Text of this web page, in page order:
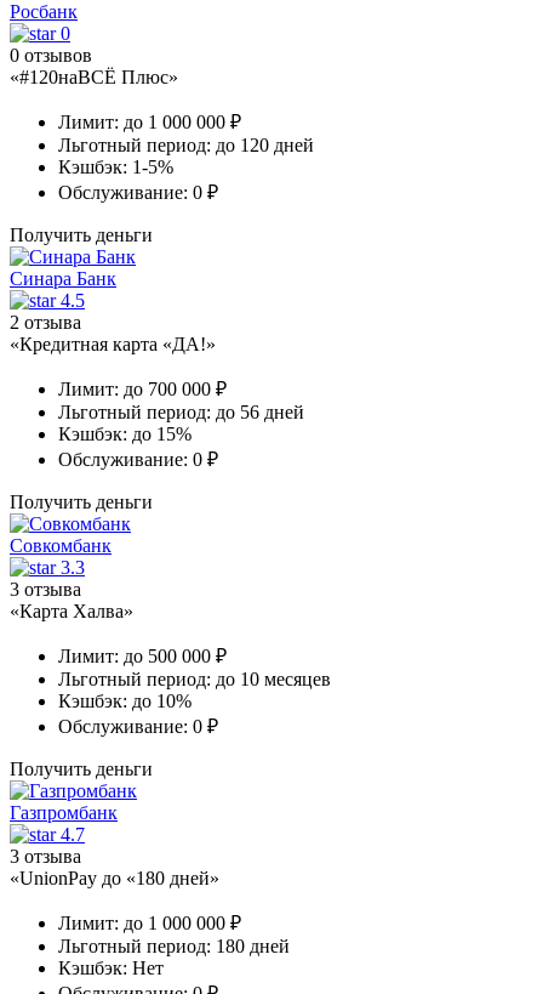
Росбанк
0
0 отзывов
«#120наВСЁ Плюс»
Лимит: до 1 000 000 ₽
Льготный период: до 120 дней
Кэшбэк: 1-5%
Обслуживание: 0 ₽
Получить деньги
Синара Банк
4.5
2 отзыва
«Кредитная карта «ДА!»
Лимит: до 700 000 ₽
Льготный период: до 56 дней
Кэшбэк: до 15%
Обслуживание: 0 ₽
Получить деньги
Совкомбанк
3.3
3 отзыва
«Карта Халва»
Лимит: до 500 000 ₽
Льготный период: до 10 месяцев
Кэшбэк: до 10%
Обслуживание: 0 ₽
Получить деньги
Газпромбанк
4.7
3 отзыва
«UnionPay до «180 дней»
Лимит: до 1 000 000 ₽
Льготный период: 180 дней
Кэшбэк: Нет